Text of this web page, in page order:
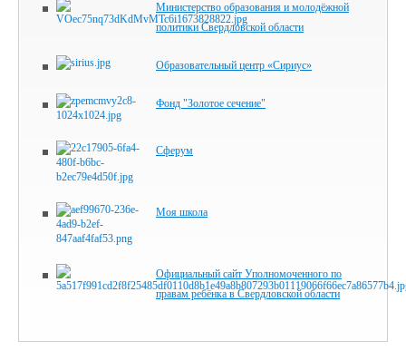
Министерство образования и молодёжной
политики Свердловской области
Образовательный центр «Сириус»
Фонд "Золотое сечение"
Сферум
Моя школа
Официальный сайт Уполномоченного по
правам ребёнка в Свердловской области